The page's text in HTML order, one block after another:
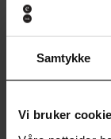
Samtykke
Vi bruker